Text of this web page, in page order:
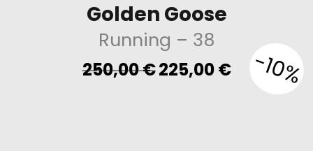
Golden Goose
Running – 38
250,00€ Original
price
225,00€Current-10%